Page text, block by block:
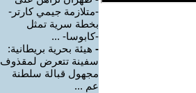
-متلازمة جيمي كارتر-
بخطة سرية تمثل
-كابوسا- ...
- هيئة بحرية بريطانية:
سفينة تتعرض لمقذوف
مجهول قبالة سلطنة
عم ...